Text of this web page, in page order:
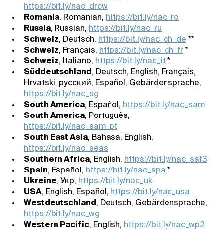
https://bit.ly/nac_drcw
Romania, Romanian, https://bit.ly/nac_ro
Russia, Russian, https://bit.ly/nac_ru
Schweiz, Deutsch, https://bit.ly/nac_ch_de **
Schweiz, Français, https://bit.ly/nac_ch_fr *
Schweiz, Italiano, https://bit.ly/nac_it *
Süddeutschland, Deutsch, English, Français,
Hrvatski, русский, Español, Gebärdensprache,
https://bit.ly/nac_sg
South America, Español, https://bit.ly/nac_sam
South America, Português,
https://bit.ly/nac_sam_pt
South East Asia, Bahasa, English,
https://bit.ly/nac_seas
Southern Africa, English, https://bit.ly/nac_saf3
Spain, Español, https://bit.ly/nac_spa *
Ukreine, Укр, https://bit.ly/nac_uk
USA, English, Español, https://bit.ly/nac_usa
Westdeutschland, Deutsch, Gebärdensprache,
https://bit.ly/nac_wg
Western Pacific, English, https://bit.ly/nac_wp2